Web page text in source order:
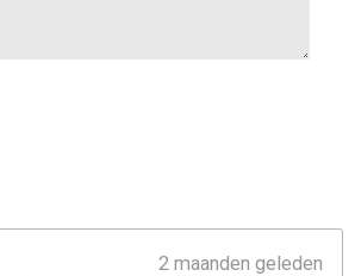
2 maanden geleden